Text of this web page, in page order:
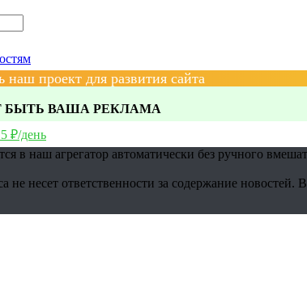
наш проект для развития сайта
БЫТЬ ВАША РЕКЛАМА
₽/день
в наш агрегатор автоматически без ручного
не несет ответственности за содержание новостей.